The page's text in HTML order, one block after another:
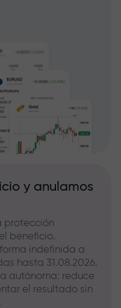
y anulamos
protección
beneficio.
indefinida a
hasta 31.08.2026.
autónoma: reduce
el resultado sin